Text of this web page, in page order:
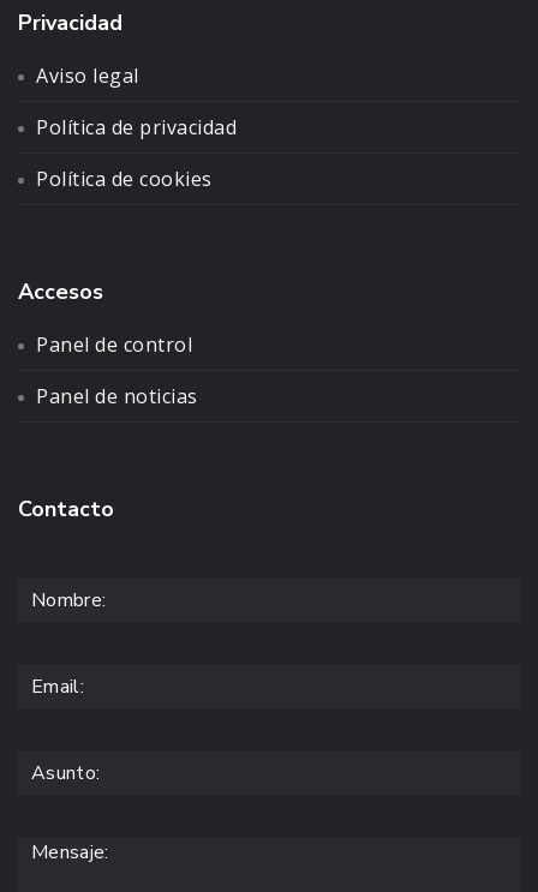
Privacidad
Aviso legal
Política de privacidad
Política de cookies
Accesos
Panel de control
Panel de noticias
Contacto